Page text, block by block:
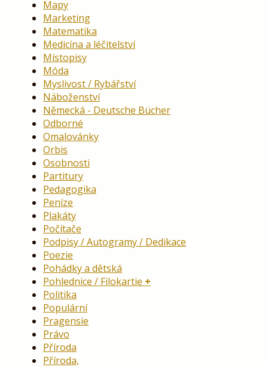
Mapy
Marketing
Matematika
Medicína a léčitelství
Místopisy
Móda
Myslivost / Rybářství
Náboženství
Německá - Deutsche Bücher
Odborné
Omalovánky
Orbis
Osobnosti
Partitury
Pedagogika
Peníze
Plakáty
Počítače
Podpisy / Autogramy / Dedikace
Poezie
Pohádky a dětská
Pohlednice / Filokartie
Politika
Populární
Pragensie
Právo
Příroda
Příroda,